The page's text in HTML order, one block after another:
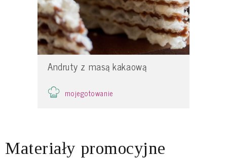
Andruty z masą kakaową
mojegotowanie
Materiały promocyjne